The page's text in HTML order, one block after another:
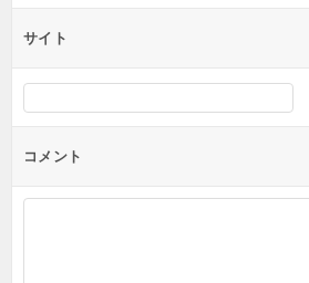
サイト
コメント